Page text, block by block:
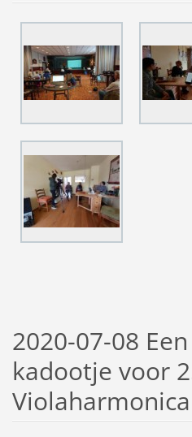
2020-07-08
kadootje voor
Violaharmonica